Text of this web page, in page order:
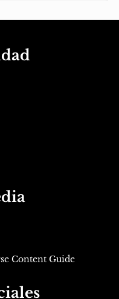
Content Guide